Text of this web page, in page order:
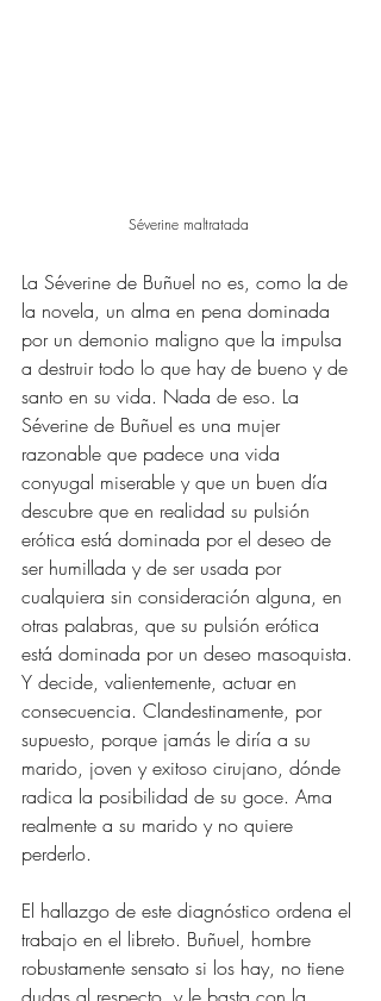
Séverine maltratada
La Séverine de Buñuel no es, como la de
la novela, un alma en pena dominada
por un demonio maligno que la impulsa
a destruir todo lo que hay de bueno y de
santo en su vida. Nada de eso. La
Séverine de Buñuel es una mujer
razonable que padece una vida
conyugal miserable y que un buen día
descubre que en realidad su pulsión
erótica está dominada por el deseo de
ser humillada y de ser usada por
cualquiera sin consideración alguna, en
otras palabras, que su pulsión erótica
está dominada por un deseo masoquista.
Y decide, valientemente, actuar en
consecuencia. Clandestinamente, por
supuesto, porque jamás le diría a su
marido, joven y exitoso cirujano, dónde
radica la posibilidad de su goce. Ama
realmente a su marido y no quiere
perderlo.
El hallazgo de este diagnóstico ordena el
trabajo en el libreto. Buñuel, hombre
robustamente sensato si los hay, no tiene